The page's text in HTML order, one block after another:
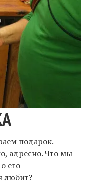
подарок.
адресно. Что мы
его
любит?